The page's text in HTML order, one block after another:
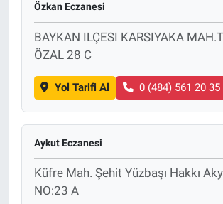
Özkan Eczanesi
BAYKAN ILÇESI KARSIYAKA
ÖZAL 28 C
Yol Tarifi Al 0 (484) 561 20 35
Aykut Eczanesi
Küfre Mah. Şehit Yüzbaşı Hakkı
NO:23 A